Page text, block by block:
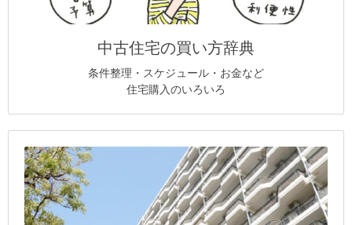
中古住宅の買い方辞典
条件整理・スケジュール・お金など
住宅購入のいろいろ